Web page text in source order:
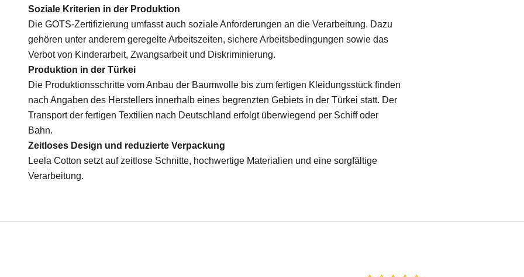
Soziale Kriterien in der Produktion
Die GOTS-Zertifizierung umfasst auch soziale Anforderungen an die Verarbeitung. Dazu
gehören unter anderem geregelte Arbeitszeiten, sichere Arbeitsbedingungen sowie das
Verbot von Kinderarbeit, Zwangsarbeit und Diskriminierung.
Produktion in der Türkei
Die Produktionsschritte vom Anbau der Baumwolle bis zum fertigen Kleidungsstück finden
nach Angaben des Herstellers innerhalb eines begrenzten Gebiets in der Türkei statt. Der
Transport der fertigen Textilien nach Deutschland erfolgt überwiegend per Schiff oder
Bahn.
Zeitloses Design und reduzierte Verpackung
Leela Cotton setzt auf zeitlose Schnitte, hochwertige Materialien und eine sorgfältige
Verarbeitung.